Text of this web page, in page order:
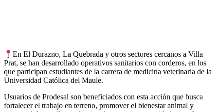
En El Durazno, La Quebrada y otros sectores cercanos a Villa
Prat, se han desarrollado operativos sanitarios con corderos, en los
que participan estudiantes de la carrera de medicina veterinaria de la
Universidad Católica del Maule.
Usuarios de Prodesal son beneficiados con esta acción que busca
fortalecer el trabajo en terreno, promover el bienestar animal y